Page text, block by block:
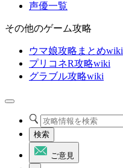
声優一覧
その他のゲーム攻略
ウマ娘攻略まとめwiki
プリコネR攻略wiki
グラブル攻略wiki
検索
ご意見